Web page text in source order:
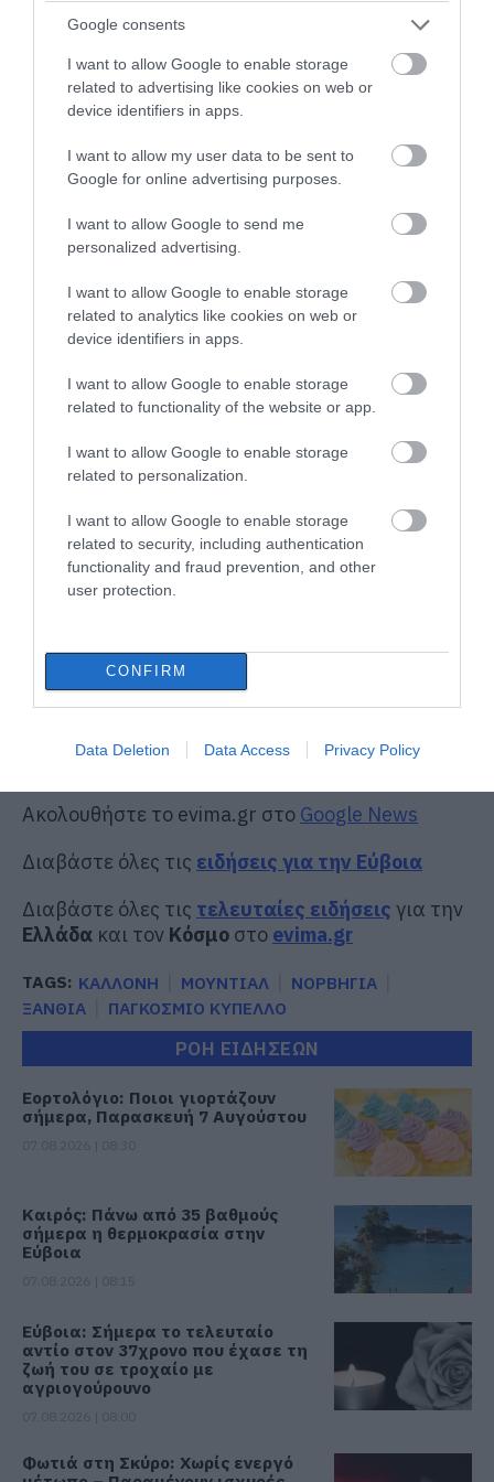
Google consents
I want to allow Google to enable storage
related to advertising like cookies on web or
device identifiers in apps.
I want to allow my user data to be sent to
Google for online advertising purposes.
I want to allow Google to send me
personalized advertising.
I want to allow Google to enable storage
related to analytics like cookies on web or
device identifiers in apps.
I want to allow Google to enable storage
related to functionality of the website or app.
I want to allow Google to enable storage
related to personalization.
I want to allow Google to enable storage
related to security, including authentication
functionality and fraud prevention, and other
user protection.
CONFIRM
Data Deletion Data Access Privacy Policy
Όντγκααρντ, ενώ κλήθηκε άμεσα ασθενοφόρο.
Κατά την άφιξη του ιατρικού προσωπικού
διαπιστώθηκε κλινικός θάνατος στον χώρο,
ωστόσο επανήλθε κατά τη μεταφορά του στο
νοσοκομείο, περίπου επτά λεπτά αργότερα.
Ακολουθήστε το evima.gr στο Google News
Διαβάστε όλες τις ειδήσεις για την Εύβοια
Διαβάστε όλες τις τελευταίες ειδήσεις για την
Ελλάδα και τον Κόσμο στο evima.gr
TAGS: ΚΑΛΛΟΝΗ ΜΟΥΝΤΙΑΛ
ΝΟΡΒΗΓΙΑ
ΞΑΝΘΙΑ
ΠΑΓΚΟΣΜΙΟ ΚΥΠΕΛΛΟ
ΡΟΗ ΕΙΔΗΣΕΩΝ
Εορτολόγιο: Ποιοι γιορτάζουν
σήμερα, Παρασκευή 7 Αυγούστου
Καιρός: Πάνω από 35 βαθμούς
σήμερα η θερμοκρασία στην
Εύβοια
Εύβοια: Σήμερα το τελευταίο
αντίο στον 37χρονο που έχασε τη
ζωή του σε τροχαίο με
αγριογούρουνο
Φωτιά στη Σκύρο: Χωρίς ενεργό